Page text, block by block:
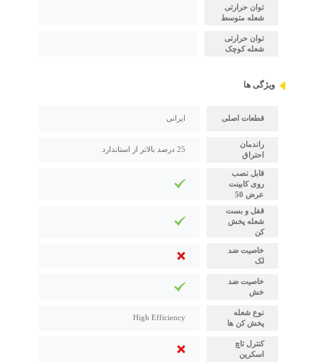
توان حرارتی
شعله متوسط
توان حرارتی
شعله کوچک
ویژگی ها
قطعات اصلی ایرانی
راندمان
احتراق
25 درصد بالاتر از استاندارد
قابل نصب
روی کابینت
عرض 50
قفل و بست
شعله پخش
کن
خاصیت ضد
لک
خاصیت ضد
خش
نوع شعله
پخش کن ها
High Efficiency
کنترل تاچ
اسکرین